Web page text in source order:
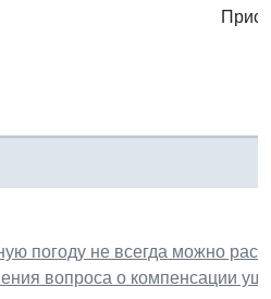
погоду не всегда можно
вопроса о компенсации